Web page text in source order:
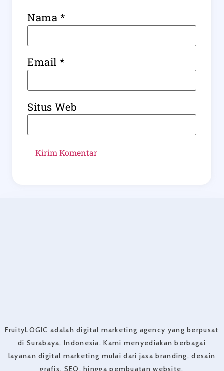
Nama *
Email *
Situs Web
FruityLOGIC adalah digital marketing agency yang berpusat
di Surabaya, Indonesia. Kami menyediakan berbagai
layanan digital marketing mulai dari jasa branding, desain
grafis, SEO, hingga pembuatan website.